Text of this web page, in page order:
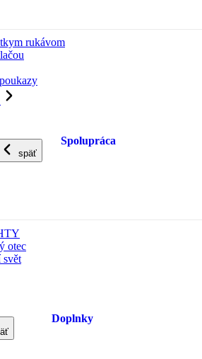
rukávom
späť
Spolupráca
otec
svět
Doplnky